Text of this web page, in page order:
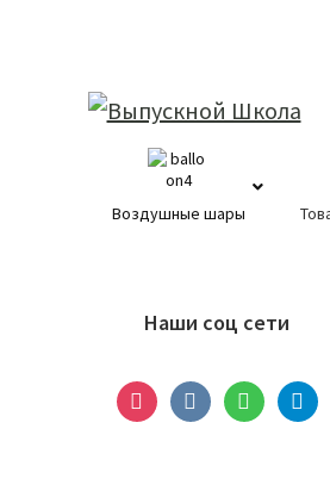
Воздушные шары
сайдбар
Наши соц сети
instagramvkontaktewhatsapp